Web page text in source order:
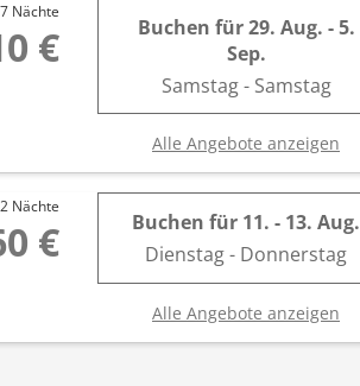
7 Nächte
€ Buchen für29. Aug. - 5.
Sep.
Samstag - Samstag
Alle Angebote anzeigen
2 Nächte
€ Buchen für 11. - 13. Aug.
Dienstag - Donnerstag
Alle Angebote anzeigen